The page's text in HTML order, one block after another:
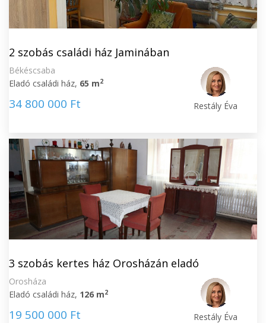
2 szobás családi ház Jaminában
Békéscsaba
Eladó családi ház, 65 m2
34 800 000 Ft Restály Éva
3 szobás kertes ház Orosházán eladó
Orosháza
Eladó családi ház, 126 m2
19 500 000 Ft Restály Éva